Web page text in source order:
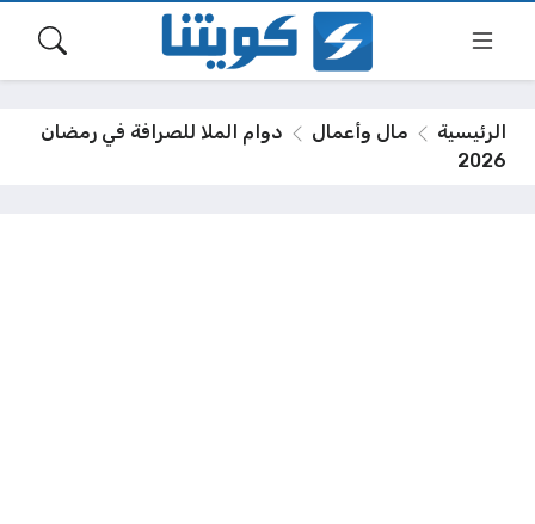
الرئيسية مال وأعمال
دوام الملا للصرافة في رمضان
2026